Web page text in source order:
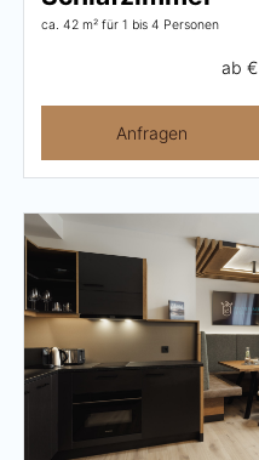
ca. 42 m² für 1 bis 4 Personen
ab
Anfragen